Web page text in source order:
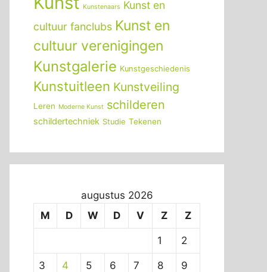
Kunstenaars Kunst en
cultuur fanclubs Kunst en
cultuur verenigingen
Kunstgalerie Kunstgeschiedenis
Kunstuitleen Kunstveiling
Leren Moderne Kunst schilderen
schildertechniek Studie Tekenen
augustus 2026
M
D W D V Z Z
1 2
3 4 5 6 7 8 9